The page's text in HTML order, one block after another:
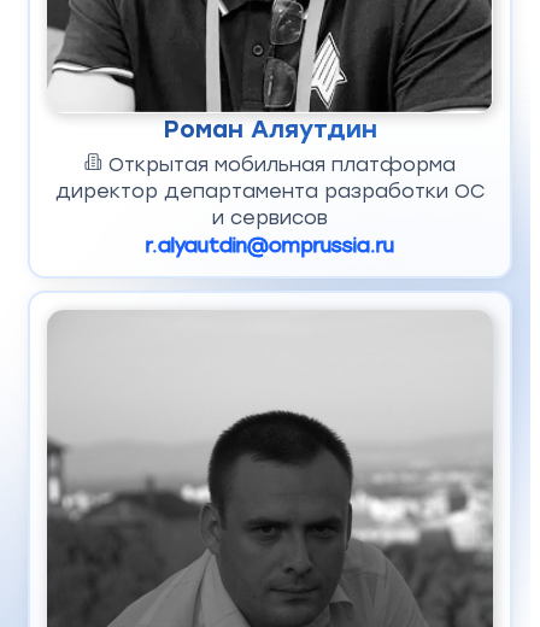
Роман Аляутдин
Открытая мобильная платформа
директор департамента разработки ОС
и сервисов
r.alyautdin@omprussia.ru